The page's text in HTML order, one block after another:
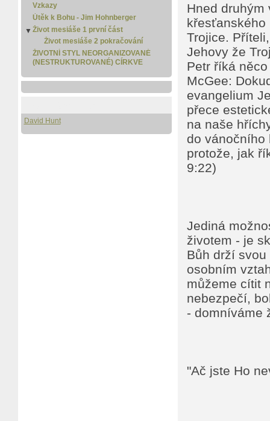
Matouš 2
Vzkazy
Útěk k Bohu - Jim Hohnberger
▼ Život mesiáše 1 první část
Život mesiáše 2 pokračování
ŽIVOTNÍ STYL NEORGANIZOVANÉ
(NESTRUKTUROVANÉ) CÍRKVE
David Hunt
Hned druhým
křesťanského
Trojice.
Jehovy že
Petr říká
McGee:
evangelium
přece
na naše
do vánočního
protože, jak
9:22)
Jediná
životem - je
Bůh drží
osobním
můžeme cítit
nebezpečí,
- domníváme
"Ač jste Ho